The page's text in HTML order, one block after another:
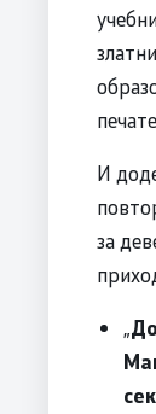
И
за
„